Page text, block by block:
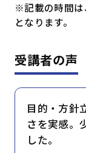
※記載の時間は
となります。
受講者の声
目的・方針
さを実感。
した。